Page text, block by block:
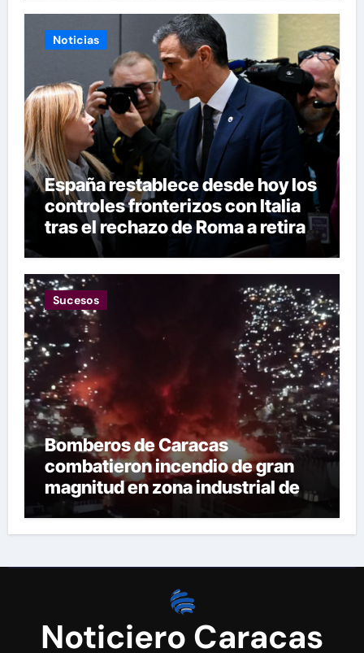
Noticias
España restablece desde hoy los
controles fronterizos con Italia
tras el rechazo de Roma a retirar
las restricciones
Sucesos
Bomberos de Caracas
combatieron incendio de gran
magnitud en zona industrial de El
Llanito
Noticiero Caracas